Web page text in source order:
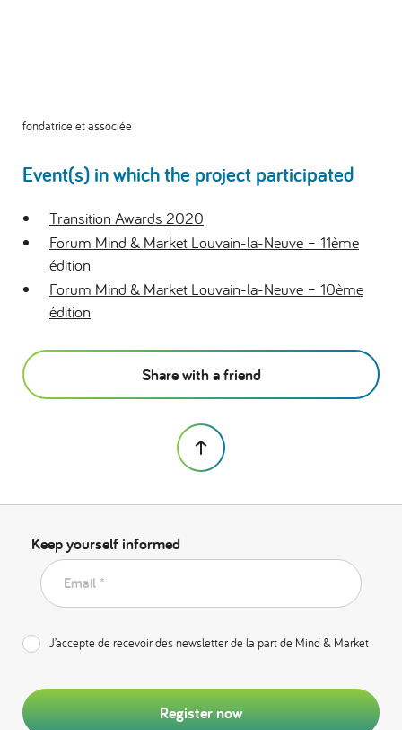
fondatrice et associée
Event(s) in which the project participated
Transition Awards 2020
Forum Mind & Market Louvain-la-Neuve – 11ème
édition
Forum Mind & Market Louvain-la-Neuve – 10ème
édition
Share with a friend
Keep yourself informed
Email *
J’accepte de recevoir des newsletter de la part de Mind & Market
Register now